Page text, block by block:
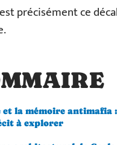
précisément ce
et la mémoire antimafia
à explorer